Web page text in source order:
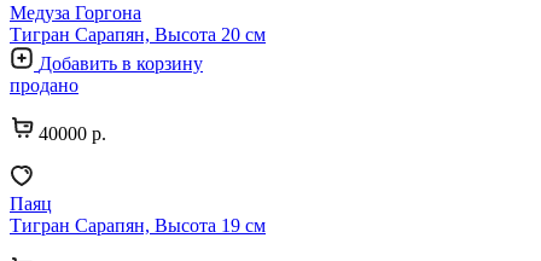
Медуза Горгона
Тигран Сарапян, Высота 20 см
Добавить в корзину
продано
40000 р.
Паяц
Тигран Сарапян, Высота 19 см